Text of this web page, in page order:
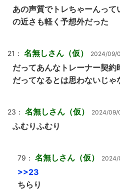
あの声質でトレちゃーんっ
の近さも軽く予想外だった
21： 名無しさん（仮） 2024/09/
だってあんなトレーナー契
だってなるとは思わないじゃ
23： 名無しさん（仮） 2024/09/
ふむりふむり
79： 名無しさん（仮） 2024/
>>23
ちらり